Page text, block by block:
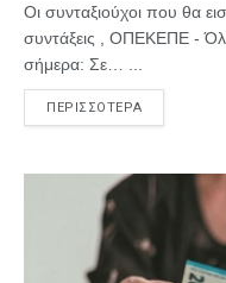
Οι συνταξιούχοι που θα
συντάξεις , ΟΠΕΚΕΠΕ - Όλες
σήμερα: Σε… ...
ΠΕΡΙΣΣΟΤΕΡΑ